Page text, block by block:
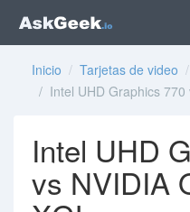
Inicio / Tarjetas de video /
/ Intel UHD Graphics 770
Intel UHD
vs NVIDIA